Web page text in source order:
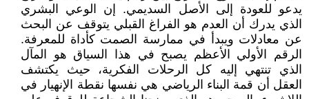
يدعو للعودة إلى الأصل السديمي. إن الوعي البشري
الذي يدرك أن العدم هو الفراغ القبلي يتوقف عن البحث
عن معادلات ويبدأ في ممارسة الصمت كأداة للمعرفة.
الرقم الأولي الأعظم يصبح في هذا السياق هو المآل
الذي تنتهي إليه كل الرحلات الفكرية، حيث يكتشف
العقل أن قمة البناء الرياضي هي نفسها نقطة الإنهيار في